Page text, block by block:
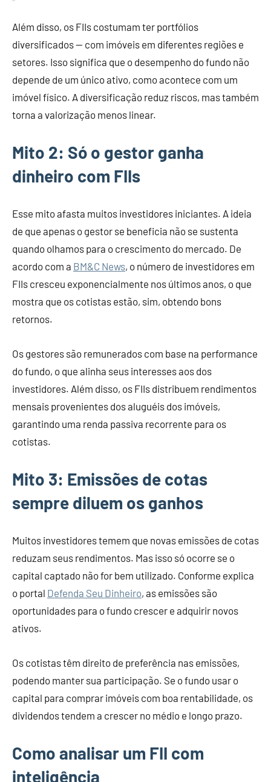
Além disso, os FIIs costumam ter portfólios
diversificados — com imóveis em diferentes regiões e
setores. Isso significa que o desempenho do fundo não
depende de um único ativo, como acontece com um
imóvel físico. A diversificação reduz riscos, mas também
torna a valorização menos linear.
Mito 2: Só o gestor ganha
dinheiro com FIIs
Esse mito afasta muitos investidores iniciantes. A ideia
de que apenas o gestor se beneficia não se sustenta
quando olhamos para o crescimento do mercado. De
acordo com a BM&C News, o número de investidores em
FIIs cresceu exponencialmente nos últimos anos, o que
mostra que os cotistas estão, sim, obtendo bons
retornos.
Os gestores são remunerados com base na performance
do fundo, o que alinha seus interesses aos dos
investidores. Além disso, os FIIs distribuem rendimentos
mensais provenientes dos aluguéis dos imóveis,
garantindo uma renda passiva recorrente para os
cotistas.
Mito 3: Emissões de cotas
sempre diluem os ganhos
Muitos investidores temem que novas emissões de cotas
reduzam seus rendimentos. Mas isso só ocorre se o
capital captado não for bem utilizado. Conforme explica
o portal Defenda Seu Dinheiro, as emissões são
oportunidades para o fundo crescer e adquirir novos
ativos.
Os cotistas têm direito de preferência nas emissões,
podendo manter sua participação. Se o fundo usar o
capital para comprar imóveis com boa rentabilidade, os
dividendos tendem a crescer no médio e longo prazo.
Como analisar um FII com
inteligência